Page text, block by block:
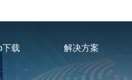
下载 解决方案